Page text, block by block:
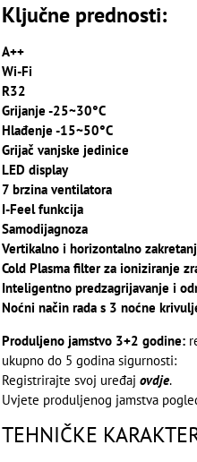
Ključne prednosti:
A++
Wi-Fi
R32
Grijanje -25~30°C
Hlađenje -15~50°C
Grijač vanjske jedinice
LED display
7 brzina ventilatora
I-Feel funkcija
Samodijagnoza
Vertikalno i horizontalno
Cold Plasma filter za ioniziranje
Inteligentno predzagrijavanje i
Noćni način rada s 3 noćne
Produljeno jamstvo 3+2 godine:
ukupno do 5 godina sigurnosti:
Registrirajte svoj uređaj ovdje.
Uvjete produljenog jamstva
TEHNIČKE